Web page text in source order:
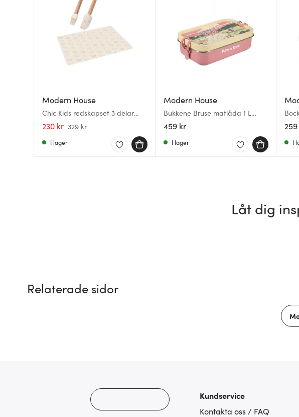
Modern House
Chic Kids redskapset 3 delar
creme/ljusbrun
230 kr 329 kr
I lager
Modern House
Bukkene Bruse matlåda 1 L
skogens ro rosa
459 kr
I lager I
Låt dig
Relaterade sidor
Kundservice
Kontakta oss / FAQ